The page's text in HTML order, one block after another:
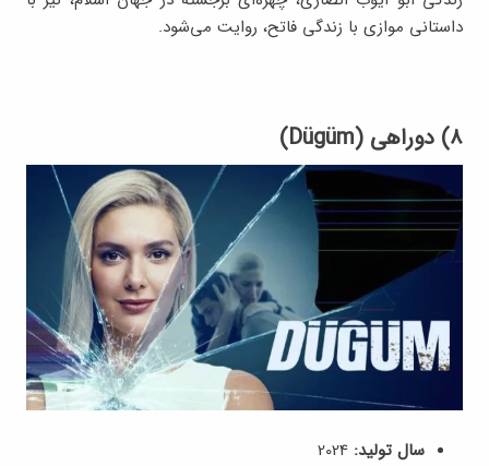
داستانی موازی با زندگی فاتح، روایت می‌شود.
۸) دوراهی (Dügüm)
سال تولید: